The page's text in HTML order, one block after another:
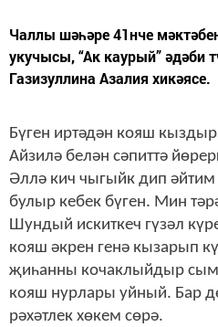
Чаллы шәһәре 41нче
укучысы, “Ак каурый” әдәби
Газизуллина Азалия хикәясе.
Бүген иртәдән кояш
Айзилә белән сәпиттә
Әллә кич чыгыйк дип әйтим
булыр кебек бүген. Мин
Шундый искиткеч гүзәл
кояш әкрен генә кызарып
җиһанны кочаклыйдыр
кояш нурлары уйный. Бар
рәхәтлек хөкем сөрә.